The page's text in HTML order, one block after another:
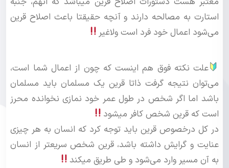
استارت به مصالحه دارند و آنچه حقیقتا باعث اصلاح قرین
می‌شود اعمال خود فرد است ولاغیر
علت نکته فوق هم اینست که چون از اعمال شما است،
می‌توان نتیجه گرفت ذاتا قرین یک مسلمان باید مسلمان
باشد اما اگر شخص در طول عمر خود نمازی نخوانده محرز
است که قرین شخص کافر میشود
در کل درخصوص قرین باید توجه کرد که انسان به هر چیزی
عنایت و گرایش داشته باشد، قرین شخص سریعتر از انسان
به آن مسیر وارد می‌شود و طی طریق میکند